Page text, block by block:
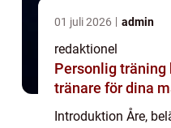
01 juli 2026 admin
redaktionel
Personlig träning borås så
tränare för dina
Introduktion Åre,